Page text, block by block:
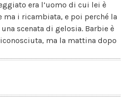
era l’uomo di cui lei è
ma i ricambiata, e poi perché la
scenata di gelosia. Barbie è
ma la mattina dopo